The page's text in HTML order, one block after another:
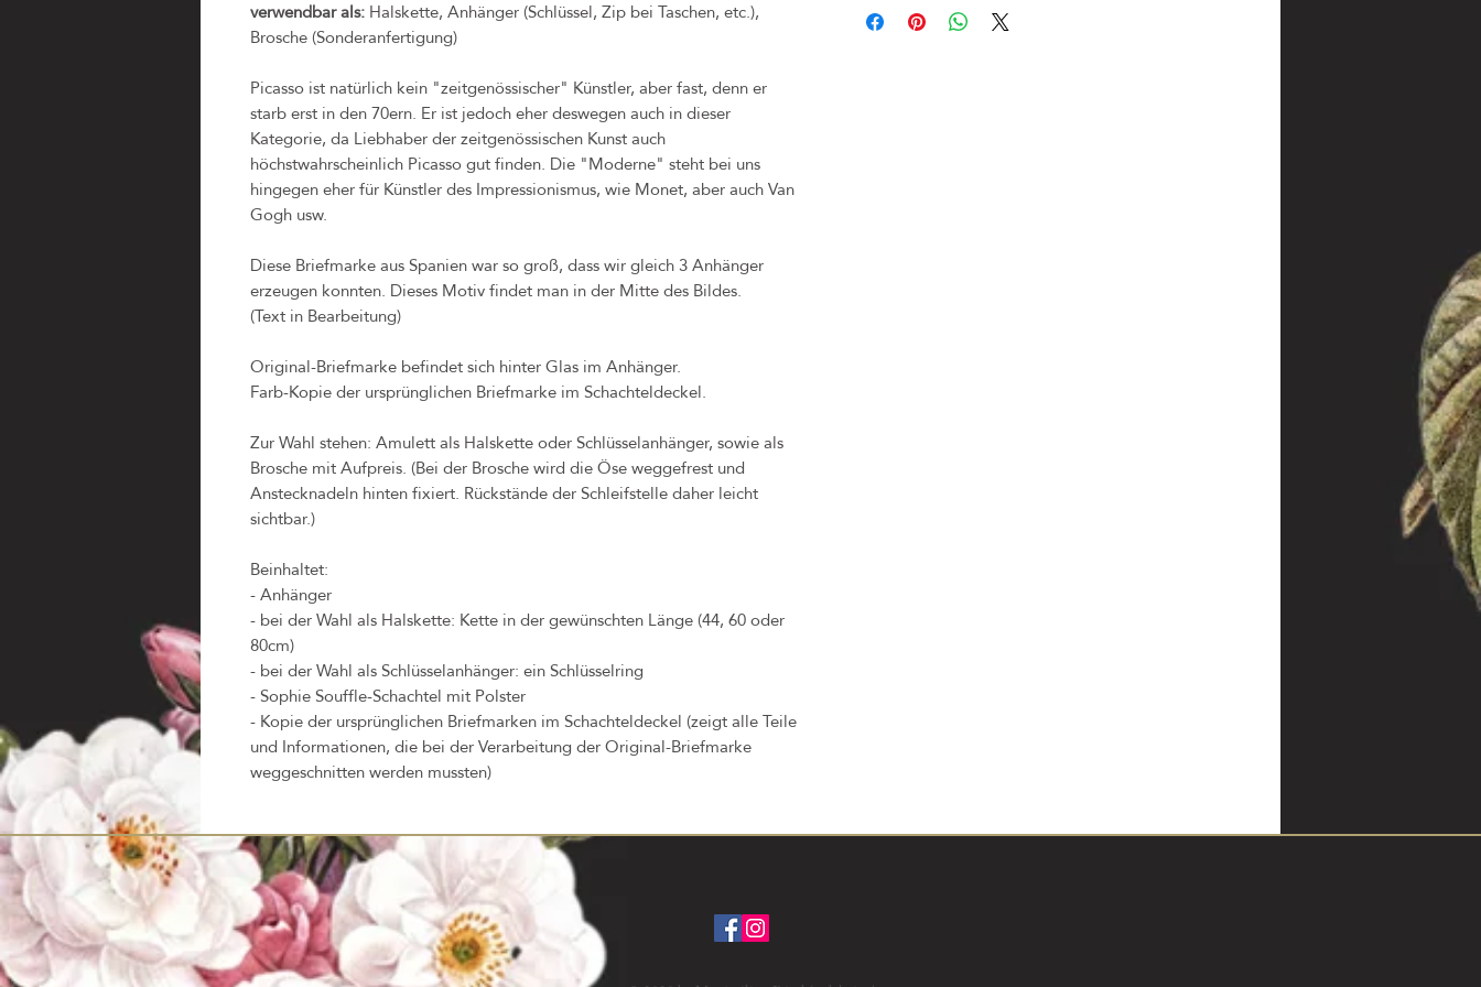
verwendbar als:Halskette, Anhänger (Schlüssel, Zip bei Taschen, etc.),
Brosche (Sonderanfertigung)
Picasso ist natürlich kein "zeitgenössischer" Künstler, aber fast, denn er
starb erst in den 70ern. Er ist jedoch eher deswegen auch in dieser
Kategorie, da Liebhaber der zeitgenössischen Kunst auch
höchstwahrscheinlich Picasso gut finden. Die "Moderne" steht bei uns
hingegen eher für Künstler des Impressionismus, wie Monet, aber auch Van
Gogh usw.
Diese Briefmarke aus Spanien war so groß, dass wir gleich 3 Anhänger
erzeugen konnten. Dieses Motiv findet man in der Mitte des Bildes.
(Text in Bearbeitung)
Original-Briefmarke befindet sich hinter Glas im Anhänger.
Farb-Kopie der ursprünglichen Briefmarke im Schachteldeckel.
Zur Wahl stehen: Amulett als Halskette oder Schlüsselanhänger, sowie als
Brosche mit Aufpreis. (Bei der Brosche wird die Öse weggefrest und
Anstecknadeln hinten fixiert. Rückstände der Schleifstelle daher leicht
sichtbar.)
Beinhaltet:
- Anhänger
- bei der Wahl als Halskette: Kette in der gewünschten Länge (44, 60 oder
80cm)
- bei der Wahl als Schlüsselanhänger: ein Schlüsselring
- Sophie Souffle-Schachtel mit Polster
- Kopie der ursprünglichen Briefmarken im Schachteldeckel (zeigt alle Teile
und Informationen, die bei der Verarbeitung der Original-Briefmarke
weggeschnitten werden mussten)
(z.B. bei Märkten) innerhalb von 14 Tagen zurückgegeben - oder